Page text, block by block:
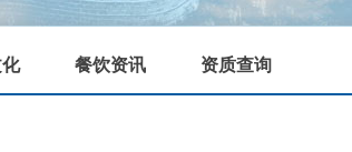
餐饮资讯 资质查询